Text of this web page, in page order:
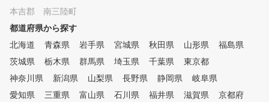
本吉郡 南三陸町
都道府県から探す
北海道
青森県 岩手県 宮城県 秋田県 山形県
福島県
茨城県
栃木県 群馬県 埼玉県 千葉県
東京都
神奈川県
新潟県 山梨県 長野県 静岡県
岐阜県
愛知県
三重県 富山県 石川県 福井県 滋賀県
京都府